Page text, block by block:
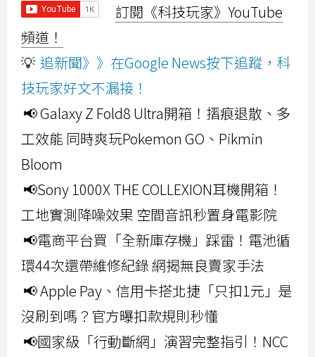
訂閱《科技玩家》YouTube
頻道！
💡 追新聞》》在Google News按下追蹤，科
技玩家好文不漏接！
📢 Galaxy Z Fold8 Ultra開箱！摺痕退散、多
工效能 同時爽玩Pokemon GO、Pikmin
Bloom
📢Sony 1000X THE COLLEXION耳機開箱！
工地實測降噪效果 空間音訊秒置身電影院
📢電商平台買「全新庫存機」踩雷！電池循
環44次還帶維修紀錄 網揭無良賣家手法
📢 Apple Pay、信用卡搭北捷「只扣1元」是
沒刷到嗎？官方曝扣款規則秒懂
📢國家級「行動斷網」演習完整指引！NCC